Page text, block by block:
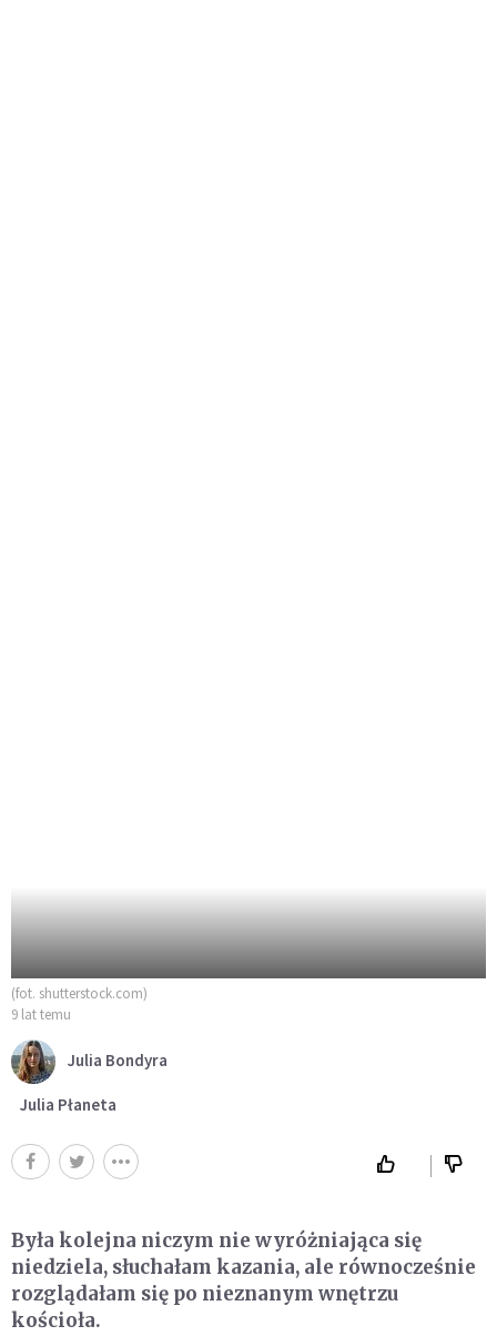
(fot. shutterstock.com)
9 lat temu
Julia Bondyra
Julia Płaneta
Była kolejna niczym nie wyróżniająca się
niedziela, słuchałam kazania, ale równocześnie
rozglądałam się po nieznanym wnętrzu
kościoła.